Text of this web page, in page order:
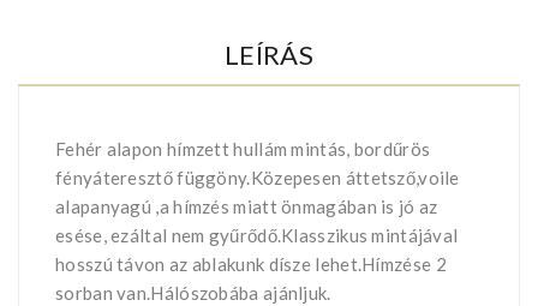
LEÍRÁS
Fehér alapon hímzett hullám mintás, bordűrös
fényáteresztő függöny.Közepesen áttetsző,voile
alapanyagú ,a hímzés miatt önmagában is jó az
esése, ezáltal nem gyűrődő.Klasszikus mintájával
hosszú távon az ablakunk dísze lehet.Hímzése 2
sorban van.Hálószobába ajánljuk.